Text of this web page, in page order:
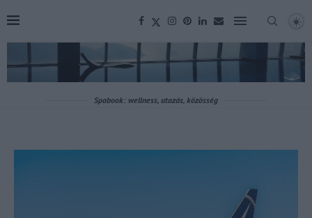
Spabook: wellness, utazás, közösség